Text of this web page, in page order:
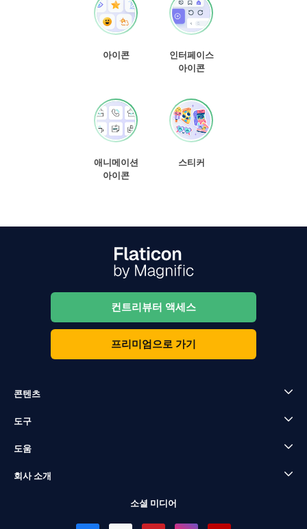
아이콘
인터페이스
아이콘
애니메이션
아이콘
스티커
컨트리뷰터 액세스
프리미엄으로 가기
콘텐츠
도구
도움
회사 소개
소셜 미디어